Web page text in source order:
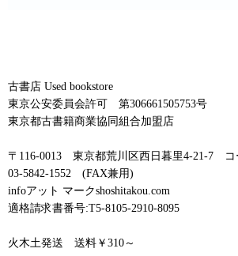
古書店 Used bookstore
東京公安委員会許可 第306661505753号
東京都古書籍商業協同組合加盟店
〒116-0013 東京都荒川区西日暮里4-21-7 コ
03-5842-1552 (FAX兼用)
infoアット マークshoshitakou.com
適格請求書番号:T5-8105-2910-8095
火木土発送 送料￥310～